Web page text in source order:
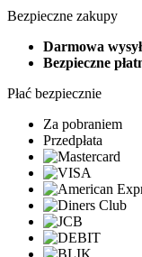
Bezpieczne zakupy
Darmowa
Bezpieczne
Płać bezpiecznie
Za pobraniem
Przedpłata